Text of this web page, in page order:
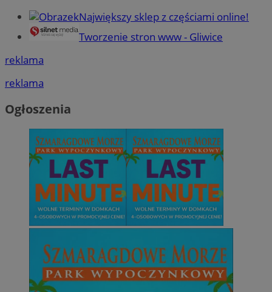
Największy sklep z częściami online!
Tworzenie stron www - Gliwice
reklama
reklama
Ogłoszenia